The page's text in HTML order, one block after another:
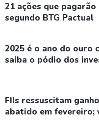
21 ações que
segundo BTG Pactual
2025 é o ano do ouro
saiba o pódio dos
FIIs ressuscitam
abatido em fevereiro;